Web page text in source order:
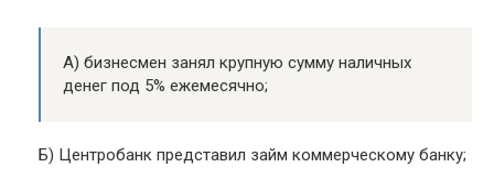
А) бизнесмен занял крупную сумму наличных
денег под 5% ежемесячно;
Б) Центробанк представил займ коммерческому банку;